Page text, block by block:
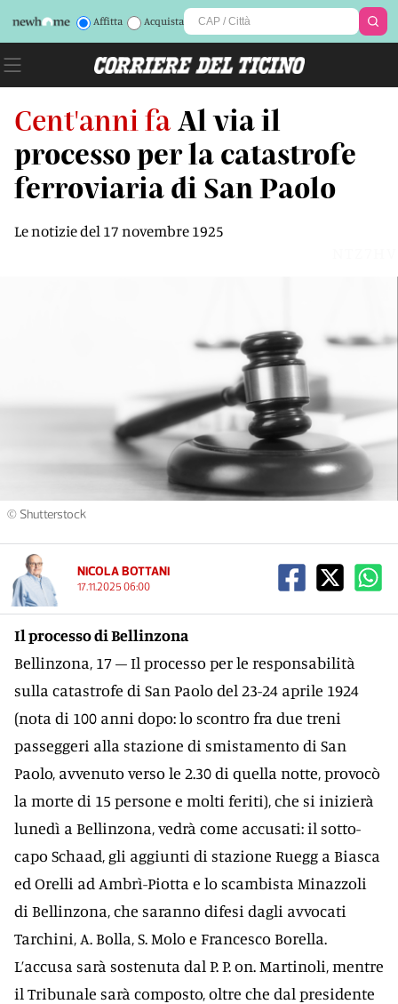
Affitta Acquista
Cent'anni fa Al via il
processo per la catastrofe
ferroviaria di San Paolo
Le notizie del 17 novembre 1925
© Shutterstock
NICOLA BOTTANI
17.11.2025 06:00
Il processo di Bellinzona
Bellinzona, 17 – Il processo per le responsabilità
sulla catastrofe di San Paolo del 23-24 aprile 1924
(nota di 100 anni dopo: lo scontro fra due treni
passeggeri alla stazione di smistamento di San
Paolo, avvenuto verso le 2.30 di quella notte, provocò
la morte di 15 persone e molti feriti), che si inizierà
lunedì a Bellinzona, vedrà come accusati: il sotto-
capo Schaad, gli aggiunti di stazione Ruegg a Biasca
ed Orelli ad Ambrì-Piotta e lo scambista Minazzoli
di Bellinzona, che saranno difesi dagli avvocati
Tarchini, A. Bolla, S. Molo e Francesco Borella.
L’accusa sarà sostenuta dal P. P. on. Martinoli, mentre
il Tribunale sarà composto, oltre che dal presidente